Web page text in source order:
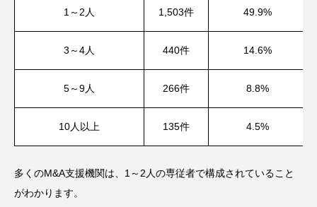
1～2人 1,503件 49.9%
3～4人 440件 14.6%
5～9人 266件 8.8%
10人以上 135件 4.5%
多くのM&A支援機関は、1～2人の専従者で構成されていること
がわかります。